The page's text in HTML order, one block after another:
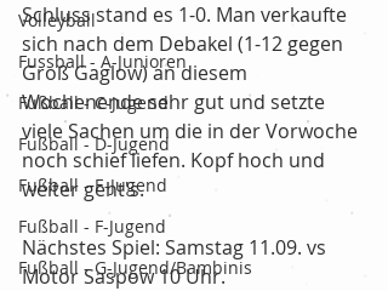
Volleyball
Fussball - A-Junioren
Fußball - C-Jugend
Fußball - D-Jugend
Fußball - E-Jugend
Fußball - F-Jugend
Fußball - G-Jugend/Bambinis
Schluss stand es 1-0. Man verkaufte
sich nach dem Debakel (1-12 gegen
Groß Gaglow) an diesem
Wochenende sehr gut und setzte
viele Sachen um die in der Vorwoche
noch schief liefen. Kopf hoch und
weiter geht's.
Nächstes Spiel: Samstag 11.09. vs
Motor Saspow 10 Uhr.